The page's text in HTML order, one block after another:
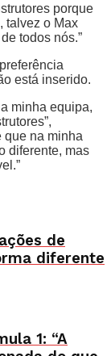
porque
talvez o Max
todos nós.”
está inserido.
minha equipa,
que na minha
diferente, mas
de
diferente
1: “A